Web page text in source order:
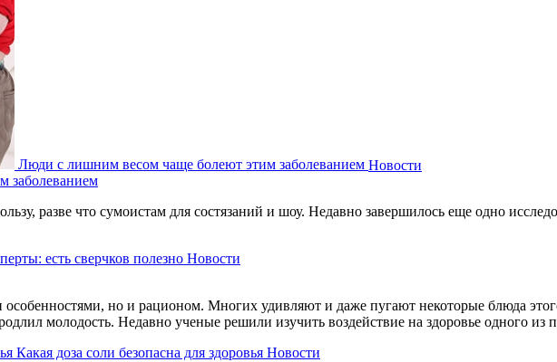
Люди с лишним весом чаще болеют этим заболеванием Новости
заболеванием
разве что сумоистам для состязаний и шоу. Недавно завершилось еще одно
есть сверчков полезно Новости
особенностями, но и рационом. Многих удивляют и даже пугают некоторые блюда
молодость. Недавно ученые решили изучить воздействие на здоровье одного из
Какая доза соли безопасна для здоровья Новости